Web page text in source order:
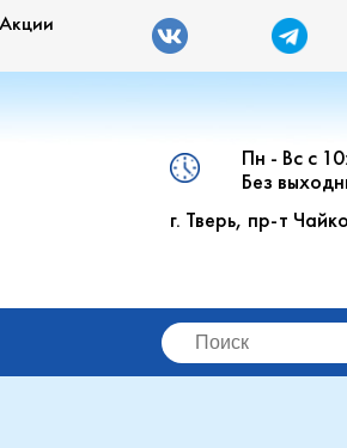
Акции
Пн - Вс с
Без
г. Тверь, пр-т